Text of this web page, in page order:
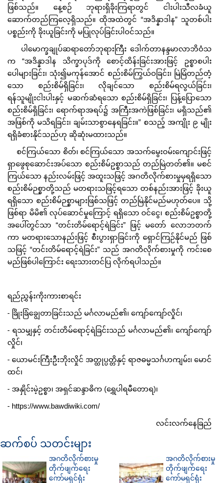
ဖြစ်သည်။ နေ့စဉ် ဘုရားရှိခိုးကြရာတွင် ငါးပါးသီလခံယူ
ဆောက်တည်ကြလေ့ရှိသည်။ ထိုအထဲတွင် “အဒိန္နာဒါန” သူတစ်ပါး
ပစ္စည်းကို ခိုးယူခြင်းကို မပြုလုပ်ခြင်းပါဝင်သည်။
ပါမောက္ခချုပ်ဆရာတော်ဘုရားကြီး ‌ဒေါက်တာနန္ဒမာလာဘိဝံသ
က “အဒိန္နာဒါန သိက္ခာပုဒ်ကို စောင့်ထိန်းခြင်းအားဖြင့် ဥစ္စာစပါး
ပေါများခြင်း၊ သုံး၍မကုန်အောင် စည်းစိမ်ကြွယ်ဝခြင်း၊ မြဲမြံတည်တံ့
သော စည်းစိမ်ရှိခြင်း၊ လိုချင်သော စည်းစိမ်ရလွယ်ခြင်း၊
ရန်သူမျိုးငါးပါးနှင့် မဆက်ဆံရသော စည်းစိမ်ရှိခြင်း၊ ပြန့်ပြောသော
စည်းစိမ်ရှိခြင်း၊ ရောက်ရာအရပ်၌ အကြီးအကဲဖြစ်ခြင်း၊ မရှိသည်၏
အဖြစ်ကို မသိရခြင်း၊ ချမ်းသာစွာနေရခြင်း။” စသည့် အကျိုး ၉ မျိုး
ရရှိခံစားနိုင်သည်ဟု ဆိုဆုံးမထားသည်။
စင်ကြယ်သော စိတ်၊ စင်ကြယ်သော အသက်မွေးဝမ်းကျောင်းဖြင့်
ရှာဖွေစုဆောင်းအပ်သော စည်းစိမ်ဥစ္စာသည် တည်မြဲတတ်၏။ မစင်
ကြယ်သော နည်းလမ်းဖြင့် အထူးသဖြင့် အဂတိလိုက်စားမှုမှရရှိသော
စည်းစိမ်ဉစ္စာတို့သည် မတရားသဖြင့်ရသော တစ်နည်းအားဖြင့် ခိုးယူ
ရရှိသော စည်းစိမ်ဉစ္စာများဖြစ်သဖြင့် တည်မြဲနိုင်မည်မဟုတ်ပေ။ သို့
ဖြစ်ရာ မိမိ၏ လုပ်ဆောင်မှုကြောင့် ရရှိသော ဝင်ငွေ၊ စည်းစိမ်ဥစ္စာတို့
အပေါ်တွင်သာ “တင်းတိမ်ရောင့်ရဲခြင်း” ဖြင့် မတော် လောဘတက်
ကာ မတရားသောနည်းဖြင့် စီးပွားရှာခြင်းကို ရှောင်ကြဉ်နိုင်မည် ဖြစ်
သဖြင့် “တင်းတိမ်ရောင့်ရဲခြင်း” သည် အဂတိလိုက်စားမှုကို ကင်းစေ
မည်ဖြစ်ပါကြောင်း ရေးသားတင်ပြ လိုက်ရပါသည်။
ရည်ညွှန်းကိုးကားစာရင်း
- ခြိုးခြံချွေတာခြင်းသည် မင်္ဂလာမည်၏၊ ကျော်ကျော်လှိုင်၊
- ရသမျှနှင့် တင်းတိမ်ရောင့်ရဲခြင်းသည် မင်္ဂလာမည်၏၊ ကျော်ကျော်
လှိုင်၊
- ယောမင်းကြီးဦးဘိုးလှိုင် အတ္ထုပ္ပတ္တိနှင့် ရာဇဓမ္မသင်္ဂဟကျမ်း၊ မောင်
ထင်၊
- အနှိုင်းမဲ့ဥစ္စာ၊ အရှင်ဆန္ဒာဓိက (ရွှေပါရမီတောရ)၊
- https://www.bawdiwiki.com/
လင်းလက်နေခြည်
ဆက်စပ် သတင်းများ
အဂတိလိုက်စားမှု
တိုက်ဖျက်ရေး
ကော်မရှင်ရုံး
အဂတိလိုက်စားမှု
တိုက်ဖျက်ရေး
ကော်မရှင်ရုံး